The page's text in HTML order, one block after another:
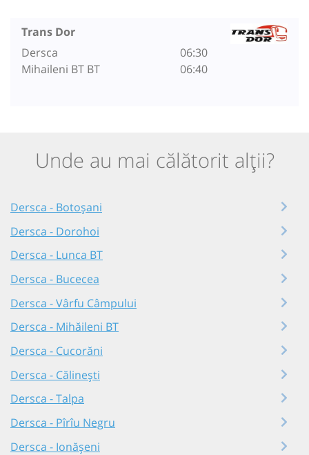
Trans Dor
Dersca
Mihaileni BT BT
06:30
06:40
Unde au mai călătorit alții?
Dersca - Botoșani
Dersca - Dorohoi
Dersca - Lunca BT
Dersca - Bucecea
Dersca - Vârfu Câmpului
Dersca - Mihăileni BT
Dersca - Cucorăni
Dersca - Călinești
Dersca - Talpa
Dersca - Pîrîu Negru
Dersca - Ionășeni